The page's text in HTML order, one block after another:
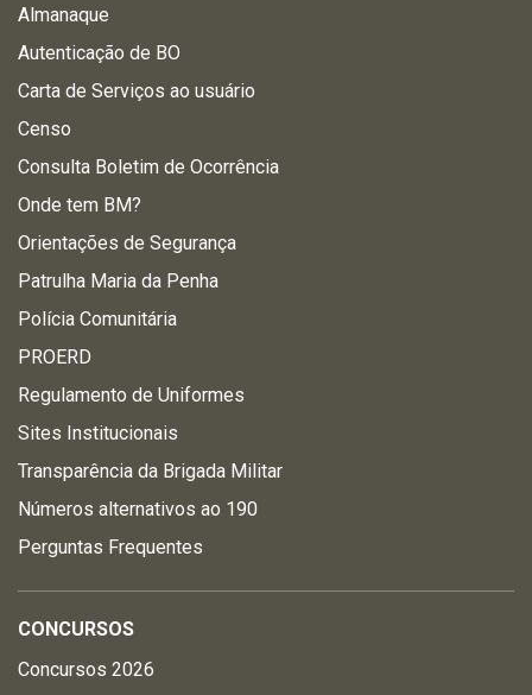
Almanaque
Autenticação de BO
Carta de Serviços ao usuário
Censo
Consulta Boletim de Ocorrência
Onde tem BM?
Orientações de Segurança
Patrulha Maria da Penha
Polícia Comunitária
PROERD
Regulamento de Uniformes
Sites Institucionais
Transparência da Brigada Militar
Números alternativos ao 190
Perguntas Frequentes
CONCURSOS
Concursos 2026